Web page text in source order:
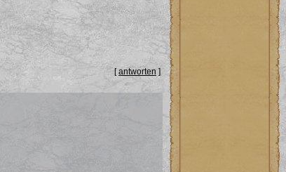
[antworten ]